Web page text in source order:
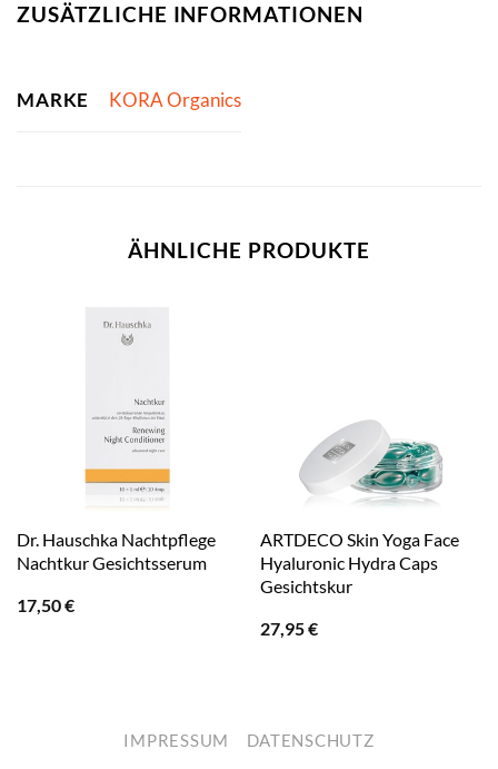
ZUSÄTZLICHE INFORMATIONEN
MARKE KORA Organics
ÄHNLICHE PRODUKTE
Dr. Hauschka Nachtpflege
Nachtkur Gesichtsserum
17,50€
ARTDECO Skin Yoga Face
Hyaluronic Hydra Caps
Gesichtskur
27,95€
IMPRESSUM DATENSCHUTZ